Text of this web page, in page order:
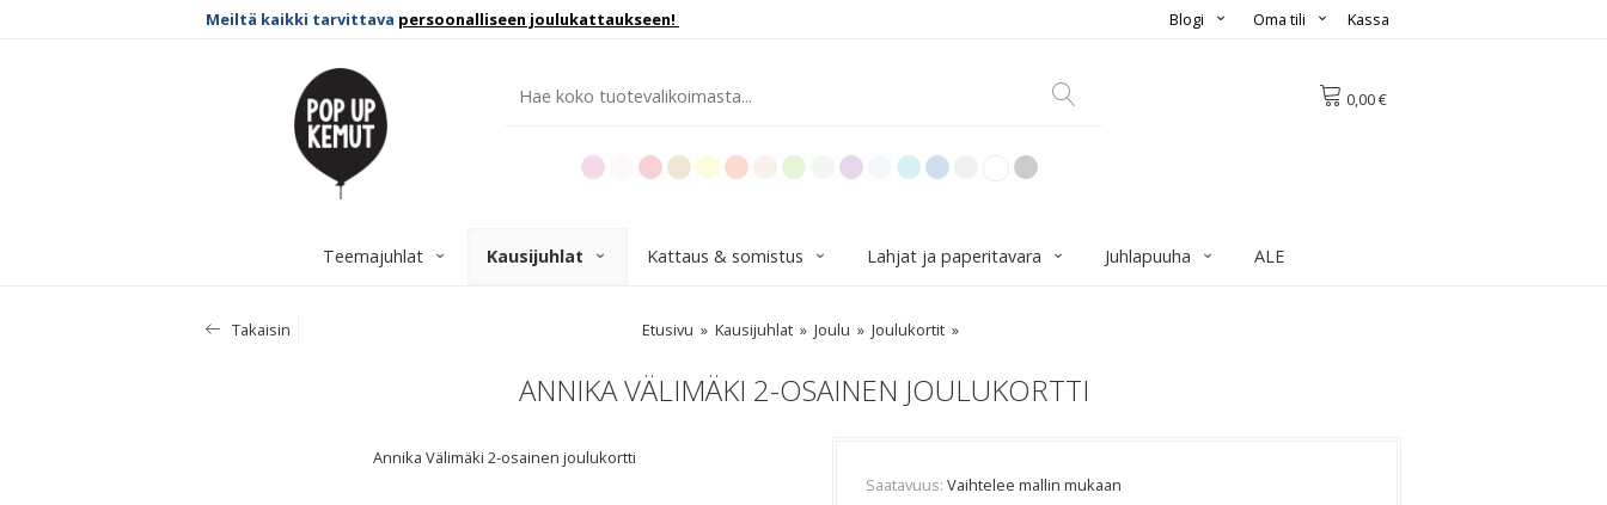
Meiltä kaikki tarvittava persoonalliseen joulukattaukseen! Kassa
Oma tili
Blogi
0,00 €
Teemajuhlat Kausijuhlat Kattaus & somistus Lahjat ja paperitavara Juhlapuuha ALE
Takaisin Etusivu Kausijuhlat Joulu Joulukortit
ANNIKA VÄLIMÄKI 2-OSAINEN JOULUKORTTI
Annika Välimäki 2-osainen joulukortti
Saatavuus Vaihtelee mallin mukaan